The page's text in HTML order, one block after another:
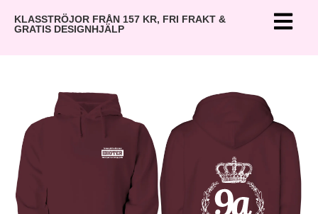
KLASSTRÖJOR FRÅN 157 KR, FRI FRAKT &
GRATIS DESIGNHJÄLP